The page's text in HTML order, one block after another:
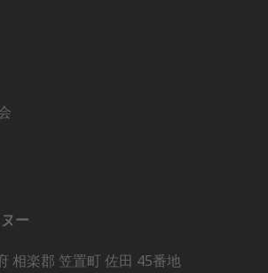
ー
相楽郡 笠置町 佐田 45番地